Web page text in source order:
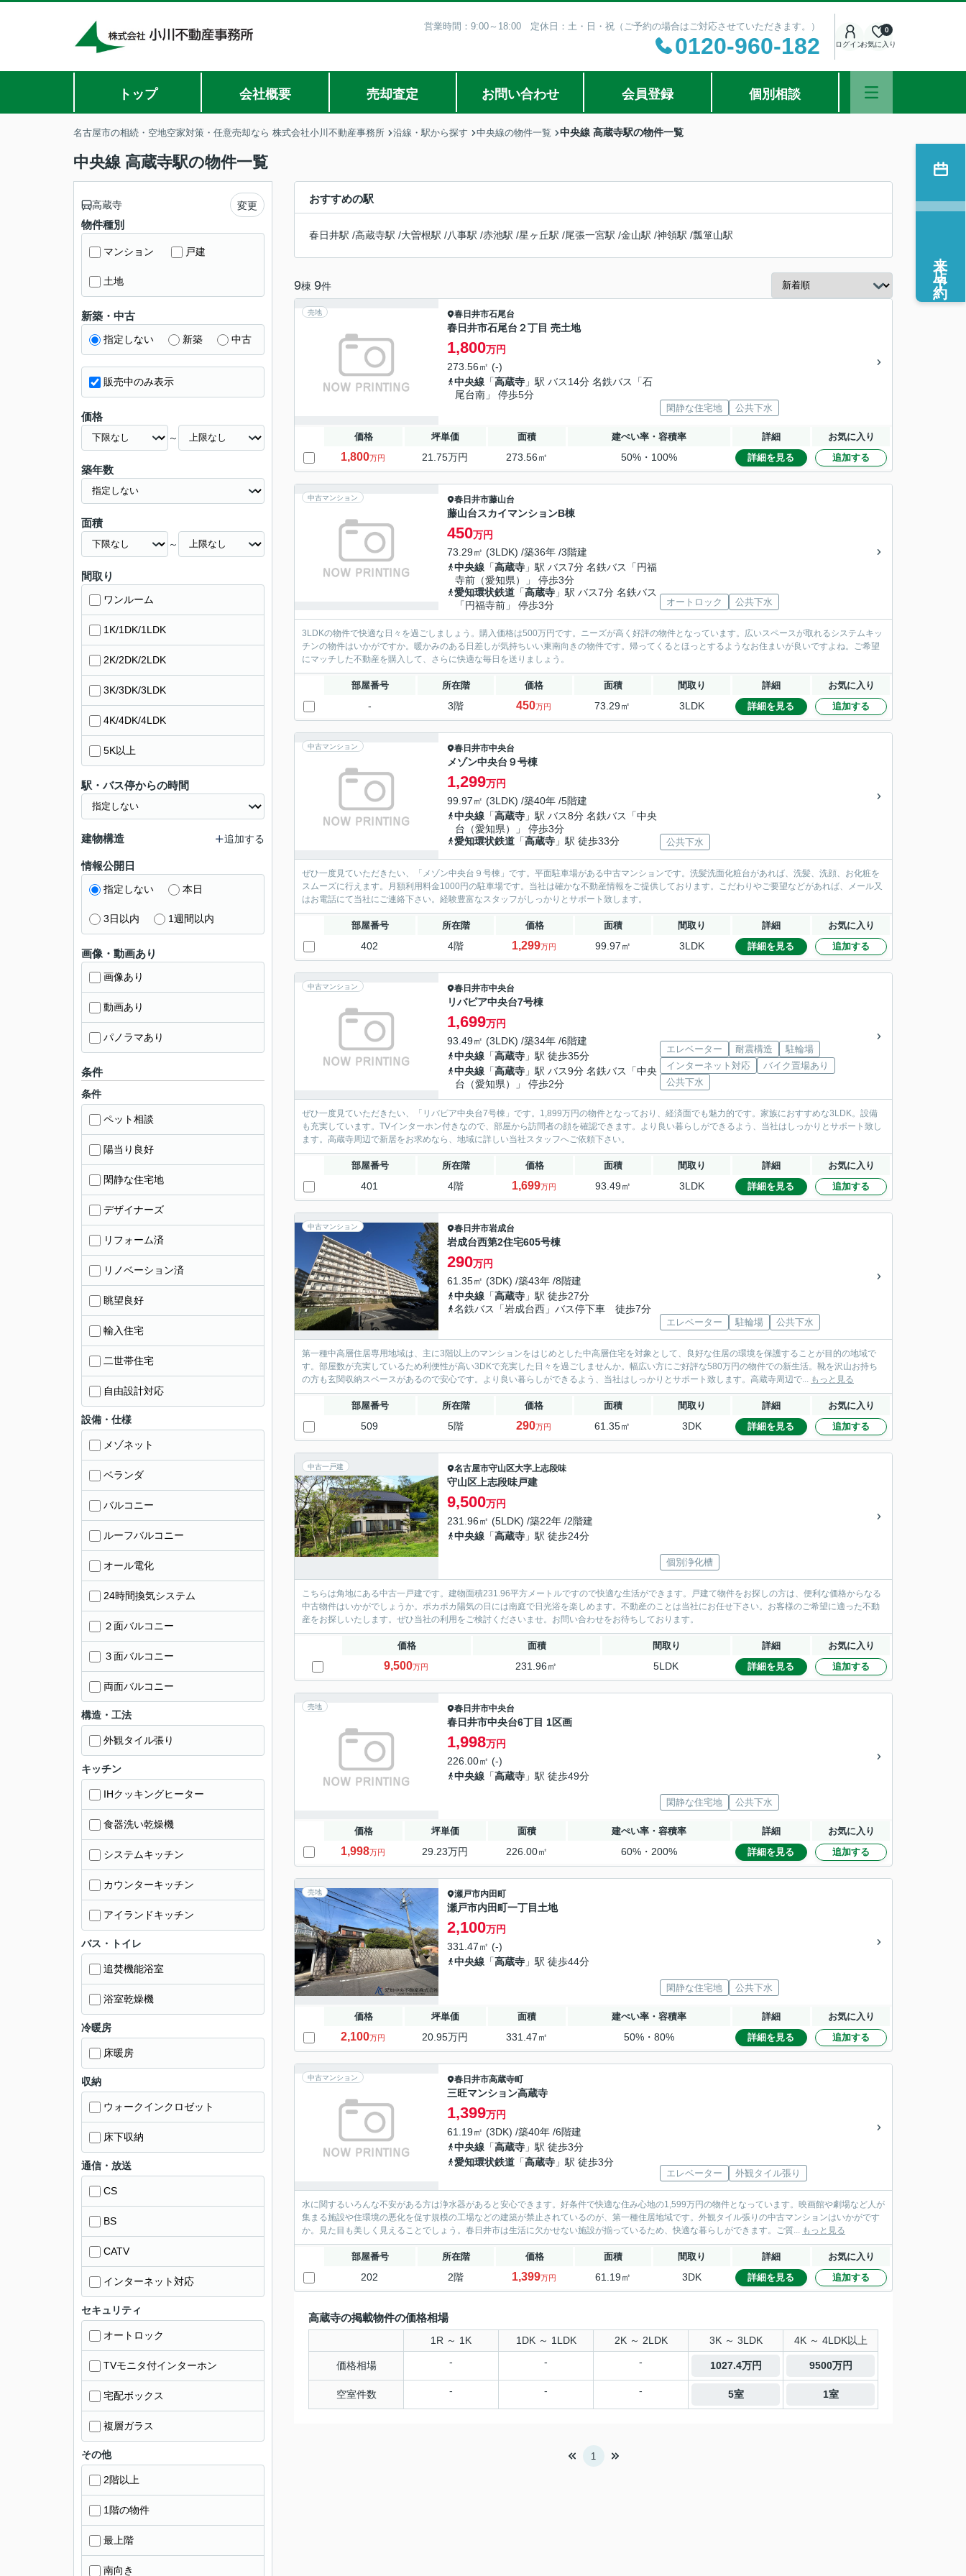
営業時間：9:00～18:00 定休日：土・日・祝（ご予約の場合はご対応させていただきます。）
0120-960-182 ログインお気に入り
0
トップ 会社概要 売却査定 お問い合わせ 会員登録 個別相談
名古屋市の相続・空地空家対策・任意売却なら 株式会社小川不動産事務所 沿線・駅から探す 中央線の物件一覧 中央線 高蔵寺駅の物件一覧
中央線 高蔵寺駅の物件一覧
おすすめの駅
春日井駅 /高蔵寺駅 /大曽根駅 /八事駅 /赤池駅 /星ヶ丘駅 /尾張一宮駅 /金山駅 /神領駅 /瓢箪山駅
9棟 9件
売地 春日井市石尾台
春日井市石尾台２丁目 売土地
1,800万円
273.56㎡ (-)
中央線 「高蔵寺 」駅 バス14分 名鉄バス「石
尾台南」 停歩5分
閑静な住宅地 公共下水
価格 坪単価 面積 建ぺい率・容積率 詳細 お気に入り
1,800万円 21.75万円 273.56㎡ 50%・100% 詳細を見る 追加する
中古マンション 春日井市藤山台
藤山台スカイマンションB棟
450万円
73.29㎡ (3LDK) /築36年 /3階建
中央線 「高蔵寺 」駅 バス7分 名鉄バス「円福
寺前（愛知県）」 停歩3分
愛知環状鉄道 「高蔵寺 」駅 バス7分 名鉄バス
「円福寺前」 停歩3分
オートロック 公共下水
3LDKの物件で快適な日々を過ごしましょう。購入価格は500万円です。ニーズが高く好評の物件となっています。広いスペースが取れるシステムキッ
チンの物件はいかがですか。暖かみのある日差しが気持ちいい東南向きの物件です。帰ってくるとほっとするようなお住まいが良いですよね。ご希望
にマッチした不動産を購入して、さらに快適な毎日を送りましょう。
部屋番号 所在階 価格 面積 間取り 詳細 お気に入り
- 3階 450万円 73.29㎡ 3LDK 詳細を見る 追加する
中古マンション 春日井市中央台
メゾン中央台９号棟
1,299万円
99.97㎡ (3LDK) /築40年 /5階建
中央線 「高蔵寺 」駅 バス8分 名鉄バス「中央
台（愛知県）」 停歩3分
愛知環状鉄道 「高蔵寺 」駅 徒歩33分 公共下水
ぜひ一度見ていただきたい、「メゾン中央台９号棟」です。平面駐車場がある中古マンションです。洗髪洗面化粧台があれば、洗髪、洗顔、お化粧を
スムーズに行えます。月額利用料金1000円の駐車場です。当社は確かな不動産情報をご提供しております。こだわりやご要望などがあれば、メール又
はお電話にて当社にご連絡下さい。経験豊富なスタッフがしっかりとサポート致します。
部屋番号 所在階 価格 面積 間取り 詳細 お気に入り
402 4階 1,299万円 99.97㎡ 3LDK 詳細を見る 追加する
中古マンション 春日井市中央台
リバピア中央台7号棟
1,699万円
93.49㎡ (3LDK) /築34年 /6階建
中央線 「高蔵寺 」駅 徒歩35分
中央線 「高蔵寺 」駅 バス9分 名鉄バス「中央
台（愛知県）」 停歩2分
エレベーター 耐震構造
駐輪場
インターネット対応
バイク置場あり
公共下水
ぜひ一度見ていただきたい、「リバピア中央台7号棟」です。1,899万円の物件となっており、経済面でも魅力的です。家族におすすめな3LDK。設備
も充実しています。TVインターホン付きなので、部屋から訪問者の顔を確認できます。より良い暮らしができるよう、当社はしっかりとサポート致し
ます。高蔵寺周辺で新居をお求めなら、地域に詳しい当社スタッフへご依頼下さい。
部屋番号 所在階 価格 面積 間取り 詳細 お気に入り
401 4階 1,699万円 93.49㎡ 3LDK 詳細を見る 追加する
中古マンション 春日井市岩成台
岩成台西第2住宅605号棟
290万円
61.35㎡ (3DK) /築43年 /8階建
中央線 「高蔵寺 」駅 徒歩27分
名鉄バス「岩成台西」バス停下車 徒歩7分
エレベーター 駐輪場 公共下水
第一種中高層住居専用地域は、主に3階以上のマンションをはじめとした中高層住宅を対象として、良好な住居の環境を保護することが目的の地域で
す。部屋数が充実しているため利便性が高い3DKで充実した日々を過ごしませんか。幅広い方にご好評な580万円の物件での新生活。靴を沢山お持ち
の方も玄関収納スペースがあるので安心です。より良い暮らしができるよう、当社はしっかりとサポート致します。高蔵寺周辺で... もっと見る
部屋番号 所在階 価格 面積 間取り 詳細 お気に入り
509 5階 290万円 61.35㎡ 3DK 詳細を見る 追加する
中古一戸建 名古屋市守山区大字上志段味
守山区上志段味戸建
9,500万円
231.96㎡ (5LDK) /築22年 /2階建
中央線 「高蔵寺 」駅 徒歩24分
個別浄化槽
こちらは角地にある中古一戸建です。建物面積231.96平方メートルですので快適な生活ができます。戸建て物件をお探しの方は、便利な価格からなる
中古物件はいかがでしょうか。ポカポカ陽気の日には南庭で日光浴を楽しめます。不動産のことは当社にお任せ下さい。お客様のご希望に適った不動
産をお探しいたします。ぜひ当社の利用をご検討くださいませ。お問い合わせをお待ちしております。
価格 面積 間取り 詳細 お気に入り
9,500万円 231.96㎡ 5LDK 詳細を見る 追加する
売地 春日井市中央台
春日井市中央台6丁目 1区画
1,998万円
226.00㎡ (-)
中央線 「高蔵寺 」駅 徒歩49分
閑静な住宅地 公共下水
価格 坪単価 面積 建ぺい率・容積率 詳細 お気に入り
1,998万円 29.23万円 226.00㎡ 60%・200% 詳細を見る 追加する
売地 瀬戸市内田町
瀬戸市内田町一丁目土地
2,100万円
331.47㎡ (-)
中央線 「高蔵寺 」駅 徒歩44分
閑静な住宅地 公共下水
価格 坪単価 面積 建ぺい率・容積率 詳細 お気に入り
2,100万円 20.95万円 331.47㎡ 50%・80% 詳細を見る 追加する
中古マンション 春日井市高蔵寺町
三旺マンション高蔵寺
1,399万円
61.19㎡ (3DK) /築40年 /6階建
中央線 「高蔵寺 」駅 徒歩3分
愛知環状鉄道 「高蔵寺 」駅 徒歩3分
エレベーター 外観タイル張り
水に関するいろんな不安がある方は浄水器があると安心できます。好条件で快適な住み心地の1,599万円の物件となっています。映画館や劇場など人が
集まる施設や住環境の悪化を促す規模の工場などの建築が禁止されているのが、第一種住居地域です。外観タイル張りの中古マンションはいかがです
か。見た目も美しく見えることでしょう。春日井市は生活に欠かせない施設が揃っているため、快適な暮らしができます。ご質... もっと見る
部屋番号 所在階 価格 面積 間取り 詳細 お気に入り
202 2階 1,399万円 61.19㎡ 3DK 詳細を見る 追加する
高蔵寺の掲載物件の価格相場
1R ～ 1K 1DK ～ 1LDK 2K ～ 2LDK 3K ～ 3LDK 4K ～ 4LDK以上
価格相場 - - - 1027.4万円 9500万円
空室件数 - - - 5室 1室
1
高蔵寺 変更
物件種別
マンション 戸建
土地
新築・中古
指定しない 新築 中古
販売中のみ表示
価格
～
築年数
面積
～
間取り
ワンルーム
1K/1DK/1LDK
2K/2DK/2LDK
3K/3DK/3LDK
4K/4DK/4LDK
5K以上
駅・バス停からの時間
建物構造 追加する
情報公開日
指定しない 本日
3日以内 1週間以内
画像・動画あり
画像あり
動画あり
パノラマあり
条件
条件
ペット相談
陽当り良好
閑静な住宅地
デザイナーズ
リフォーム済
リノベーション済
眺望良好
輸入住宅
二世帯住宅
自由設計対応
設備・仕様
メゾネット
ベランダ
バルコニー
ルーフバルコニー
オール電化
24時間換気システム
２面バルコニー
３面バルコニー
両面バルコニー
構造・工法
外観タイル張り
キッチン
IHクッキングヒーター
食器洗い乾燥機
システムキッチン
カウンターキッチン
アイランドキッチン
バス・トイレ
追焚機能浴室
浴室乾燥機
冷暖房
床暖房
収納
ウォークインクロゼット
床下収納
通信・放送
CS
BS
CATV
インターネット対応
セキュリティ
オートロック
TVモニタ付インターホン
宅配ボックス
複層ガラス
その他
2階以上
1階の物件
最上階
南向き
来店予約